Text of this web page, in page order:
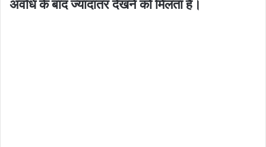
अवधि के बाद ज्यादातर देखने को मिलता है।